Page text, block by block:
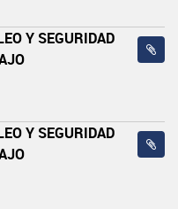
Y SEGURIDAD
Y SEGURIDAD